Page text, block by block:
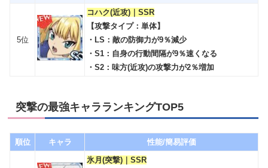
5位
コハク(近攻)｜SSR
【攻撃タイプ：単体】
・LS：敵の防御力が9％減少
・S1：自身の行動間隔が9％速くなる
・S2：味方(近攻)の攻撃力が2％増加
突撃の最強キャラランキングTOP5
順位 キャラ 性能/簡易評価
氷月(突撃)｜SSR